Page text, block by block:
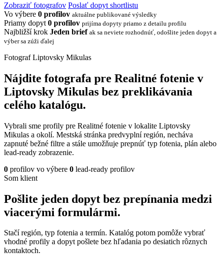
Zobraziť fotografov Poslať dopyt shortlistu
Vo výbere 0 profilov aktuálne publikované výsledky
Priamy dopyt 0 profilov prijíma dopyty priamo z detailu profilu
Najbližší krok Jeden brief ak sa neviete rozhodnúť, odošlite jeden dopyt a
výber sa zúži ďalej
Fotograf Liptovsky Mikulas
Nájdite fotografa pre Realitné fotenie v
Liptovsky Mikulas bez preklikávania
celého katalógu.
Vybrali sme profily pre Realitné fotenie v lokalite Liptovsky
Mikulas a okolí. Mestská stránka predvyplní región, necháva
zapnuté bežné filtre a stále umožňuje prepnúť typ fotenia, plán alebo
lead-ready zobrazenie.
0 profilov vo výbere 0 lead-ready profilov
Som klient
Pošlite jeden dopyt bez prepínania medzi
viacerými formulármi.
Stačí región, typ fotenia a termín. Katalóg potom pomôže vybrať
vhodné profily a dopyt pošlete bez hľadania po desiatich rôznych
kontaktoch.